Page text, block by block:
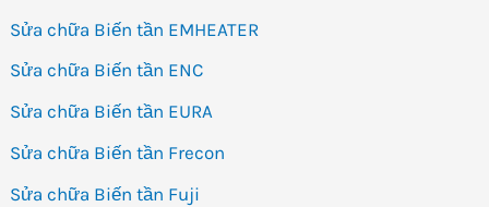
Sửa chữa Biến tần EMHEATER
Sửa chữa Biến tần ENC
Sửa chữa Biến tần EURA
Sửa chữa Biến tần Frecon
Sửa chữa Biến tần Fuji